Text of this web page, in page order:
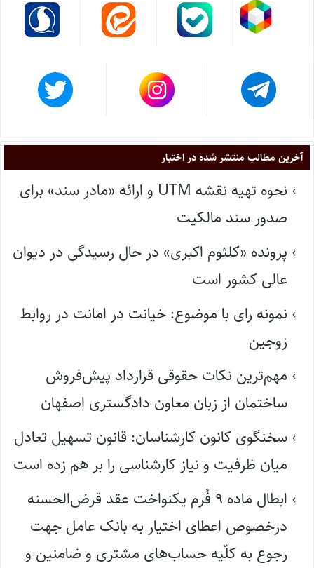
آخرین مطالب منتشر شده در اختبار
نحوه تهیه نقشه UTM و ارائه «مادر سند» برای
صدور سند مالکیت
پرونده «کلثوم اکبری» در حال رسیدگی در دیوان
عالی کشور است
نمونه رای با موضوع: خیانت در امانت در روابط
زوجین
مهم‌ترین نکات حقوقی قرارداد پیش‌فروش
ساختمان از زبان معاون دادگستری اصفهان
سخنگوی کانون کارشناسان: قانون تسهیل تعادل
میان ظرفیت و نیاز کارشناسی را بر هم زده است
ابطال ماده ۹ فُرم یکنواخت عقد قرض‌الحسنه
درخصوص اعطای اختیار به بانک عامل جهت
رجوع به کلّیه حساب‌های مشتری و ضامنین و